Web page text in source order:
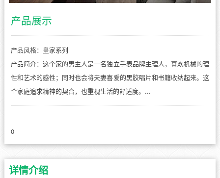
产品展示
产品风格：皇家系列
产品简介：这个家的男主人是一名独立手表品牌主理人，喜欢机械的理
性和艺术的感性；同时也会将夫妻喜爱的黑胶唱片和书籍收纳起来。这
个家庭追求精神的契合，也重视生活的舒适度。...
0
详情介绍